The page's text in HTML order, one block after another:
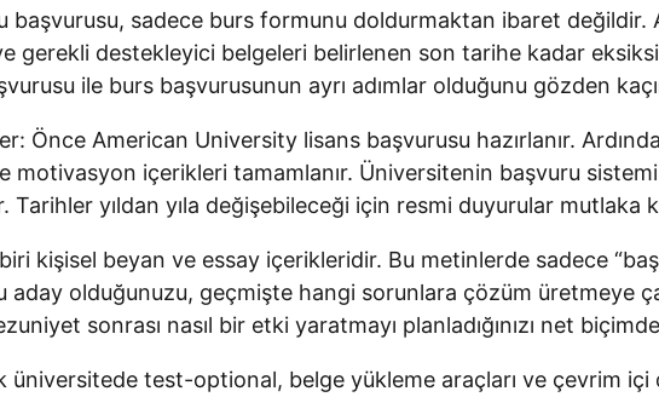
başvurusu, sadece burs formunu doldurmaktan ibaret değildir.
gerekli destekleyici belgeleri belirlenen son tarihe kadar
ile burs başvurusunun ayrı adımlar olduğunu gözden
Önce American University lisans başvurusu hazırlanır.
motivasyon içerikleri tamamlanır. Üniversitenin başvuru
yıldan yıla değişebileceği için resmi duyurular mutlaka
kişisel beyan ve essay içerikleridir. Bu metinlerde sadece
olduğunuzu, geçmişte hangi sorunlara çözüm üretmeye
sonrası nasıl bir etki yaratmayı planladığınızı net biçimde
test-optional, belge yükleme araçları ve çevrim içi